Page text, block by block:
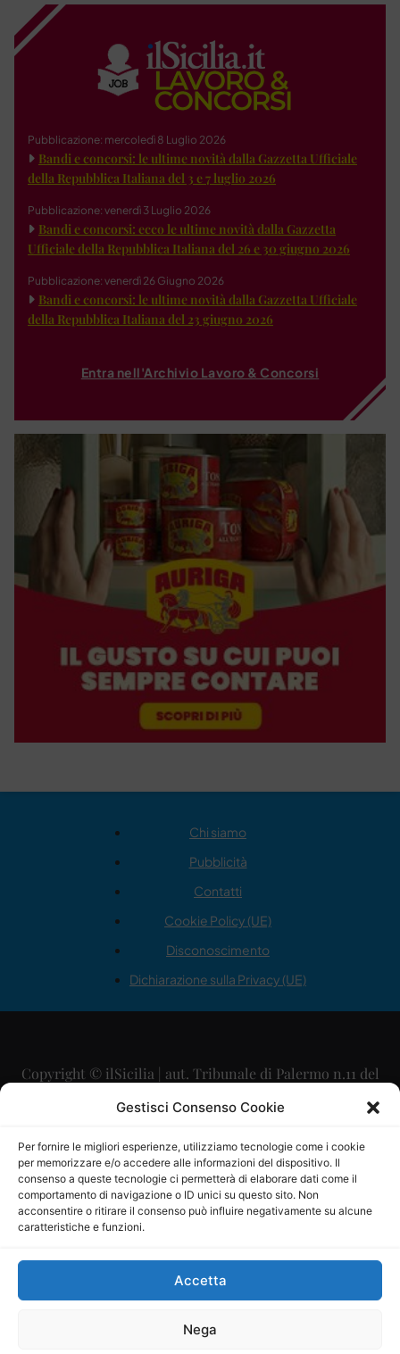
Gestisci Consenso Cookie
Per fornire le migliori esperienze, utilizziamo tecnologie come i cookie
per memorizzare e/o accedere alle informazioni del dispositivo. Il
consenso a queste tecnologie ci permetterà di elaborare dati come il
comportamento di navigazione o ID unici su questo sito. Non
acconsentire o ritirare il consenso può influire negativamente su alcune
caratteristiche e funzioni.
Accetta
Nega
Pubblicazione: mercoledì 8 Luglio 2026
Bandi e concorsi: le ultime novità dalla Gazzetta Ufficiale
della Repubblica Italiana del 3 e 7 luglio 2026
Pubblicazione: venerdì 3 Luglio 2026
Bandi e concorsi: ecco le ultime novità dalla Gazzetta
Ufficiale della Repubblica Italiana del 26 e 30 giugno 2026
Pubblicazione: venerdì 26 Giugno 2026
Bandi e concorsi: le ultime novità dalla Gazzetta Ufficiale
della Repubblica Italiana del 23 giugno 2026
Entra nell'Archivio Lavoro & Concorsi
Chi siamo
Pubblicità
Contatti
Cookie Policy (UE)
Disconoscimento
Dichiarazione sulla Privacy (UE)
Copyright © ilSicilia | aut. Tribunale di Palermo n.11 del
29/09/2015
Direttore Editoriale: Maurizio Scaglione
Direttore Responsabile: Maria Calabrese
P.IVA: 06334930820
Mercurio Comunicazione Società Cooperativa a r.l. è
iscritta al Registro degli Operatori di Comunicazione al